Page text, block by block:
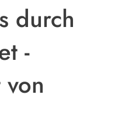
durch
-